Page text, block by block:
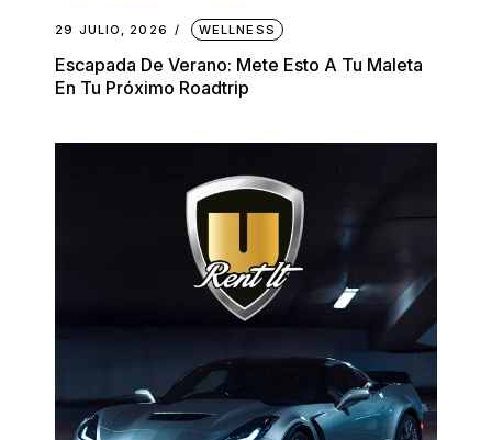
29 JULIO, 2026 WELLNESS
Escapada De Verano: Mete Esto A Tu Maleta
En Tu Próximo Roadtrip